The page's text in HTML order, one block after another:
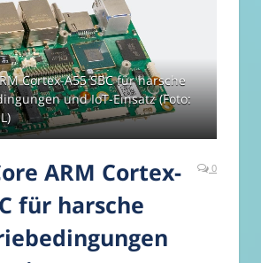
Cortex-A55 SBC für harsche
und IoT-Einsatz (Foto:
ARM Cortex-
für harsche
0